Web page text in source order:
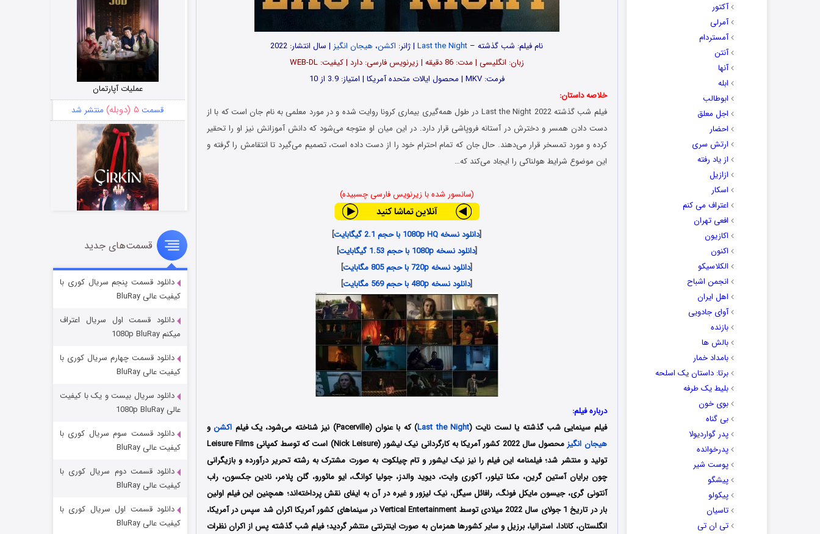
آکتور
آمرلی
آمستردام
آنتن
آنها
ابله
ابوطالب
اجل معلق
احضار
ارتش سری
از یاد رفته
ازازیل
اسکار
اعتراف می کنم
افعی تهران
اکازیون
اکنون
الکلاسیکو
انجمن اشباح
اهل ایران
آوای جادویی
بازنده
بالش ها
بامداد خمار
برتا: داستان یک اسلحه
بلیط یک‌‌ طرفه
بوی خون
بی گناه
پدر گواردیولا
پدرخوانده
پوست شیر
پیشگو
پیکولو
تاسیان
تی ان تی
نام فیلم: شب گذشته – Last the Night| ژانر: اکشن، هیجان انگیز | سال انتشار: 2022
زبان: انگلیسی | مدت‌: 86 دقیقه | زیرنویس فارسی: دارد | کیفیت: WEB-DL
فرمت: MKV | محصول ایالات متحده آمریکا | امتیاز: 3.9 از 10
خلاصه داستان:
فیلم شب گذشته Last the Night 2022 در طول همه‌گیری بیماری کرونا روایت شده و در مورد معلمی به نام جان است که با از
دست دادن همسر و دخترش در آستانه فروپاشی قرار دارد. در این میان او متوجه می‌شود که دانش آموزانش نیز او را تحقیر
کرده و مورد تمسخر قرار می‌دهند. حال جان که تمام احترام خود را از دست داده است، تصمیم می‌گیرد تا انتقامش را گرفته و
این موضوع شرایط هولناکی را ایجاد می‌کند که…
(سانسور شده با زیرنویس فارسی چسبیده)
[دانلود نسخه 1080p HQ با حجم 2.1 گیگابایت
]
[دانلود نسخه 1080p با حجم 1.53 گیگابایت
]
[دانلود نسخه 720p با حجم 805 مگابایت
]
[دانلود نسخه 480p با حجم 569 مگابایت ]
درباره فیلم:
فیلم سینمایی شب گذشته یا لست نایت (Last the Night) که با عنوان (Pacerville) نیز شناخته می‌شود، یک فیلم اکشنو
هیجان انگیز
محصول سال 2022 کشور آمریکا به کارگردانی نیک لیشور (Nick Leisure) است که توسط کمپانی Leisure Films
تولید و منتشر شد؛ فیلمنامه این فیلم را نیز نیک لیشور و تام چیلکوت به صورت مشترک به رشته تحریر درآورده و بازیگرانی
چون برایان آستین گرین، مکنا تیلور، آکوری وایت، دیوید والدز، جولیا کوانگ، ایو مائورو، گلن پلامر، نادین جکسون، راب
آنتونی گری، جیسون مایکل فونگ، رافائل سیگل، نیک لیزور و غیره در آن به ایفای نقش پرداخته‌اند؛ همچنین این فیلم اولین
بار در تاریخ 1 جولای سال 2022 میلادی توسط Vertical Entertainment در سینماهای کشور آمریکا اکران شد سپس در آمریکا،
انگلستان، کانادا، استرالیا، برزیل و سایر کشورها همزمان به صورت اینترنتی منتشر گردید؛ فیلم شب گذشته پس از اکران نظرات
عملیات آپارتمان
قسمت ۵ (دوبله) منتشر شد
سریال زشت
قسمت۲ (زیرنویس) منتشر شد
مردگان متحرک: شهر مرده ۳
قسمت‌های جدید
دانلود قسمت پنجم سریال کوری با
کیفیت عالی BluRay
دانلود قسمت اول سریال اعتراف
میکنم 1080p BluRay
دانلود قسمت چهارم سریال کوری با
کیفیت عالی BluRay
دانلود سریال بیست و یک با کیفیت
عالی 1080p BluRay
دانلود قسمت سوم سریال کوری با
کیفیت عالی BluRay
دانلود قسمت دوم سریال کوری با
کیفیت عالی BluRay
دانلود قسمت اول سریال کوری با
کیفیت عالی BluRay